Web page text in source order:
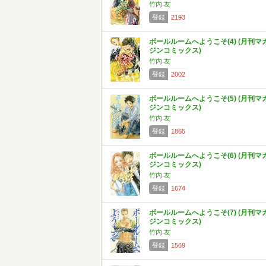
竹内 友
登録
2193
ボールルームへようこそ(4) (月刊マ
ジンコミックス)
竹内 友
登録
2002
ボールルームへようこそ(5) (月刊マ
ジンコミックス)
竹内 友
登録
1865
ボールルームへようこそ(6) (月刊マ
ジンコミックス)
竹内 友
登録
1674
ボールルームへようこそ(7) (月刊マ
ジンコミックス)
竹内 友
登録
1569